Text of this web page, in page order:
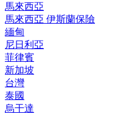
馬來西亞
馬來西亞 伊斯蘭保險
緬甸
尼日利亞
菲律賓
新加坡
台灣
泰國
烏干達